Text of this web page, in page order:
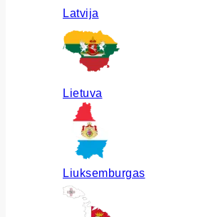
Latvija
Lietuva
Liuksemburgas